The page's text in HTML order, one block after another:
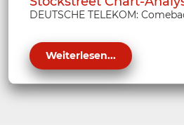
DEUTSCHE TELEKOM:
Weiterlesen...